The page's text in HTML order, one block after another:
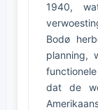
1940,
Bodø
planning,
dat de